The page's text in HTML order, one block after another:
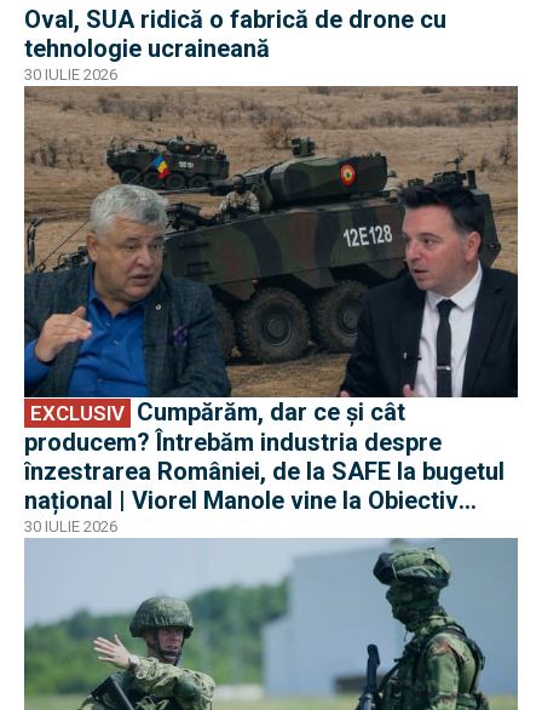
Oval, SUA ridică o fabrică de drone cu
tehnologie ucraineană
30 IULIE 2026
EXCLUSIV
EXCLUSIV
producem? Întrebăm industria despre
înzestrarea României, de la SAFE la bugetul
național | Viorel Manole vine la Obiectiv
EuroAtlantic la DefenseRomania
30 IULIE 2026